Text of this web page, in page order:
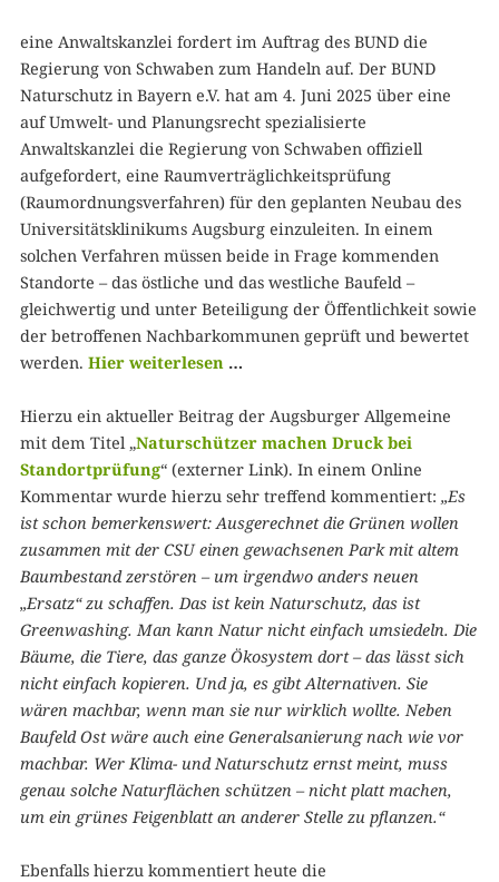
eine Anwaltskanzlei fordert im Auftrag des BUND die
Regierung von Schwaben zum Handeln auf. Der BUND
Naturschutz in Bayern e.V. hat am 4. Juni 2025 über eine
auf Umwelt- und Planungsrecht spezialisierte
Anwaltskanzlei die Regierung von Schwaben offiziell
aufgefordert, eine Raumverträglichkeitsprüfung
(Raumordnungsverfahren) für den geplanten Neubau des
Universitätsklinikums Augsburg einzuleiten. In einem
solchen Verfahren müssen beide in Frage kommenden
Standorte – das östliche und das westliche Baufeld –
gleichwertig und unter Beteiligung der Öffentlichkeit sowie
der betroffenen Nachbarkommunen geprüft und bewertet
werden. Hier weiterlesen …
Hierzu ein aktueller Beitrag der Augsburger Allgemeine
mit dem Titel „Naturschützer machen Druck bei
Standortprüfung“ (externer Link). In einem Online
Kommentar wurde hierzu sehr treffend kommentiert: „Es
ist schon bemerkenswert: Ausgerechnet die Grünen wollen
zusammen mit der CSU einen gewachsenen Park mit altem
Baumbestand zerstören – um irgendwo anders neuen
„Ersatz“ zu schaffen. Das ist kein Naturschutz, das ist
Greenwashing. Man kann Natur nicht einfach umsiedeln. Die
Bäume, die Tiere, das ganze Ökosystem dort – das lässt sich
nicht einfach kopieren. Und ja, es gibt Alternativen. Sie
wären machbar, wenn man sie nur wirklich wollte. Neben
Baufeld Ost wäre auch eine Generalsanierung nach wie vor
machbar. Wer Klima- und Naturschutz ernst meint, muss
genau solche Naturflächen schützen – nicht platt machen,
um ein grünes Feigenblatt an anderer Stelle zu pflanzen.“
Ebenfalls hierzu kommentiert heute die